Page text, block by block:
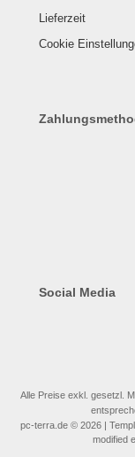
Lieferzeit
Cookie
Social Media
Alle Preise exkl. gesetzl.
pc-terra.de © 2026 |
modified